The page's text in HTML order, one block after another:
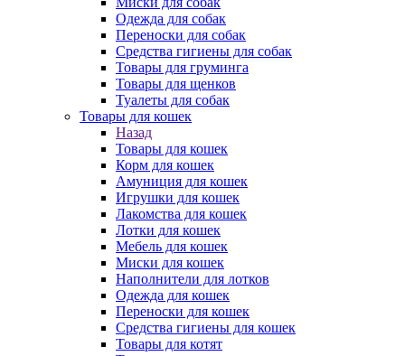
Одежда для собак
Переноски для собак
Средства гигиены для собак
Товары для груминга
Товары для щенков
Туалеты для собак
Товары для кошек
Назад
Товары для кошек
Корм для кошек
Амуниция для кошек
Игрушки для кошек
Лакомства для кошек
Лотки для кошек
Мебель для кошек
Миски для кошек
Наполнители для лотков
Одежда для кошек
Переноски для кошек
Средства гигиены для кошек
Товары для котят